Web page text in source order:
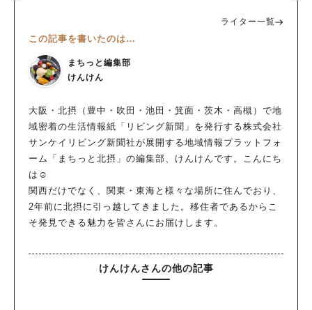
ライター一覧
この記事を書いたのは…
まちっと編集部
けんけん
大阪・北摂（豊中・吹田・池田・箕面・茨木・高槻）で地
域密着の生活情報紙「リビング新聞」を発行する株式会社
サンケイリビング新聞社が展開する地域情報プラットフォ
ーム「まちっと北摂」の編集部、けんけんです。こんにち
は☺
関西だけでなく、関東・東海と様々な場所に住んでおり、
2年前に北摂に引っ越してきました。移住者であるからこ
そ発見できる魅力を皆さんにお届けします。
けんけんさんの他の記事